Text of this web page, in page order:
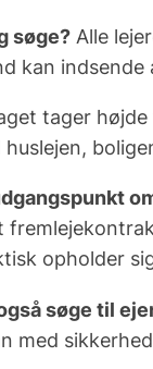
søge? Alle
kan
tager
huslejen,
opholder
søge til
med